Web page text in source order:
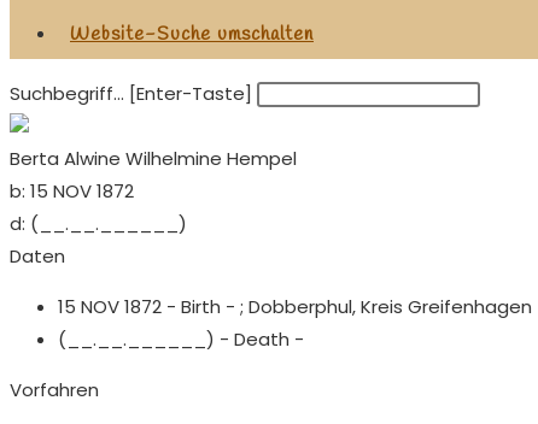
Website-Suche umschalten
Suchbegriff... [Enter-Taste]
Berta Alwine Wilhelmine Hempel
b: 15 NOV 1872
d: (__.__.______)
Daten
15 NOV 1872 - Birth - ; Dobberphul, Kreis Greifenhagen
(__.__.______) - Death -
Vorfahren